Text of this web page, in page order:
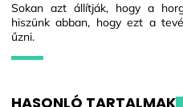
Sokan azt állítják, hogy a
hiszünk abban, hogy ezt a
űzni.
HASONLÓ TARTALMAK